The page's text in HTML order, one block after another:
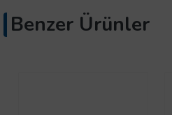
Benzer Ürünler